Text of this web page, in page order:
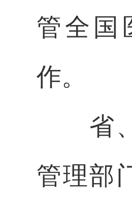
管全国
作。
省、
管理部